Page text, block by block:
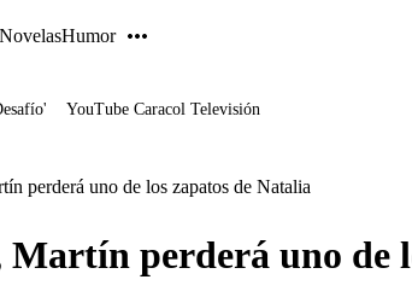
NovelasHumor
YouTube Caracol Televisión
perderá uno de los zapatos de Natalia
perderá uno de